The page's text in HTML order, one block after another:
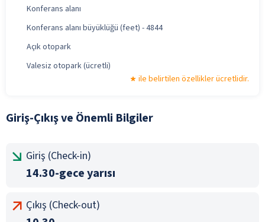
Konferans alanı
Konferans alanı büyüklüğü (feet) - 4844
Açık otopark
Valesiz otopark (ücretli)
ile belirtilen özellikler ücretlidir.
Giriş-Çıkış ve Önemli Bilgiler
Giriş (Check-in)
14.30-gece yarısı
Çıkış (Check-out)